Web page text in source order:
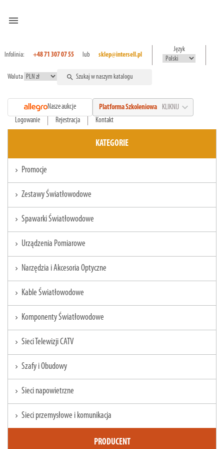
menu
Infolinia: +48 71 307 07 55 lub sklep@intersell.pl
Język
Waluta search
Nasze aukcje Platforma Szkoleniowa KLIKNIJ expand_more
Logowanie Rejestracja Kontakt
KATEGORIE
chevron_right Promocje
chevron_right Zestawy Światłowodowe
chevron_right Spawarki Światłowodowe
chevron_right Urządzenia Pomiarowe
chevron_right Narzędzia i Akcesoria Optyczne
chevron_right Kable Światłowodowe
chevron_right Komponenty Światłowodowe
chevron_right Sieci Telewizji CATV
chevron_right Szafy i Obudowy
chevron_right Sieci napowietrzne
chevron_right Sieci przemysłowe i komunikacja
PRODUCENT